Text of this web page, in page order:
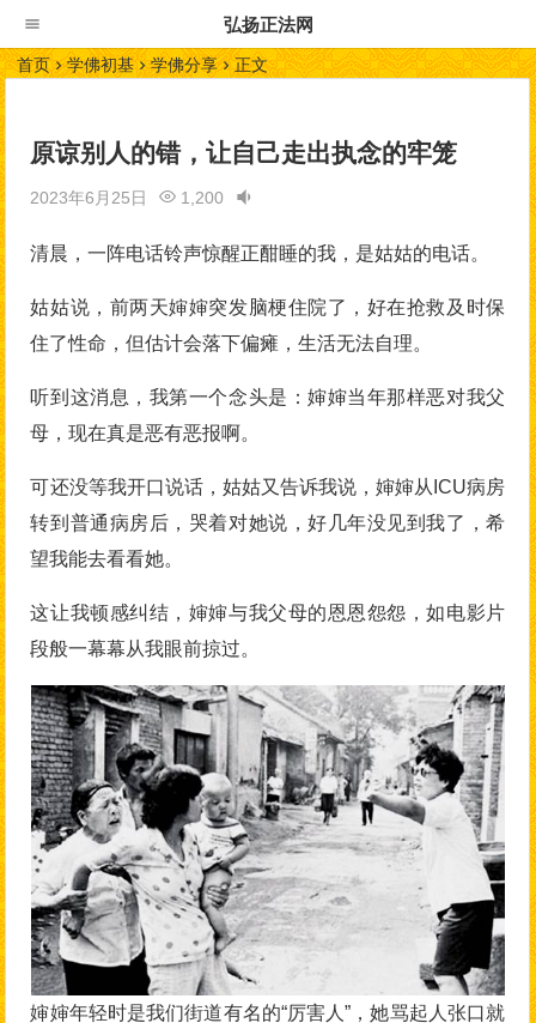
弘扬正法网
首页 学佛初基 学佛分享 正文
原谅别人的错，让自己走出执念的牢笼
2023年6月25日 1,200
清晨，一阵电话铃声惊醒正酣睡的我，是姑姑的电话。
姑姑说，前两天婶婶突发脑梗住院了，好在抢救及时保
住了性命，但估计会落下偏瘫，生活无法自理。
听到这消息，我第一个念头是：婶婶当年那样恶对我父
母，现在真是恶有恶报啊。
可还没等我开口说话，姑姑又告诉我说，婶婶从ICU病房
转到普通病房后，哭着对她说，好几年没见到我了，希
望我能去看看她。
这让我顿感纠结，婶婶与我父母的恩恩怨怨，如电影片
段般一幕幕从我眼前掠过。
婶婶年轻时是我们街道有名的“厉害人”，她骂起人张口就